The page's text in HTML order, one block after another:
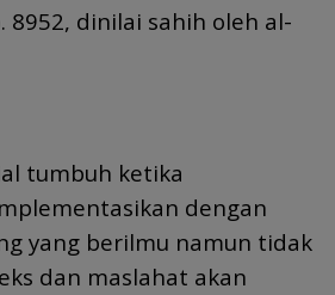
8952, dinilai sahih oleh al-
tumbuh ketika
dengan
yang berilmu namun tidak
dan maslahat akan